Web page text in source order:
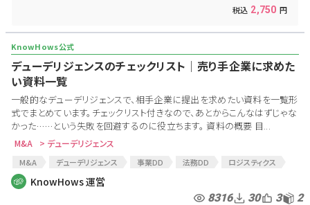
2,750
デューデリジェンスのチェックリスト│売り手企業に求めた
い資料一覧
一般的なデューデリジェンスで、相手企業に提出を求めたい資料を一覧形
式でまとめています。チェックリスト付きなので、あとからこんなはずじゃな
かった……という失敗を回避するのに役立ちます。 資料の概要 目...
M&A > デューデリジェンス
M&A デューデリジェンス 事業DD 法務DD
ロジスティクス
EC新規事業
通販
KnowHows 運営
8316 30 3 2